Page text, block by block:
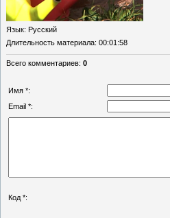
Язык: Русский
Длительность материала: 00:01:58
Всего комментариев: 0
Имя *:
Email *:
Код *: